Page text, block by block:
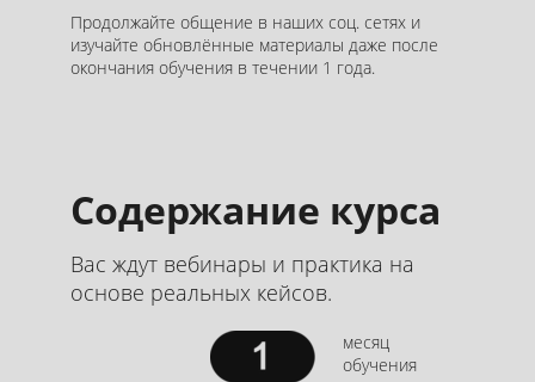
Продолжайте общение в наших соц. сетях и
изучайте обновлённые материалы даже после
окончания обучения в течении 1 года.
Содержание курса
Вас ждут вебинары и практика на
основе реальных кейсов.
месяц
обучения